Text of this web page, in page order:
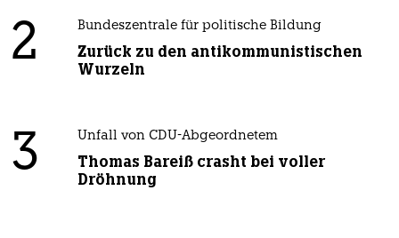
2 Bundeszentrale für politische Bildung
Zurück zu den antikommunistischen
Wurzeln
3 Unfall von CDU-Abgeordnetem
Thomas Bareiß crasht bei voller
Dröhnung